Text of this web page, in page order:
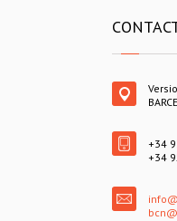
+34
+34